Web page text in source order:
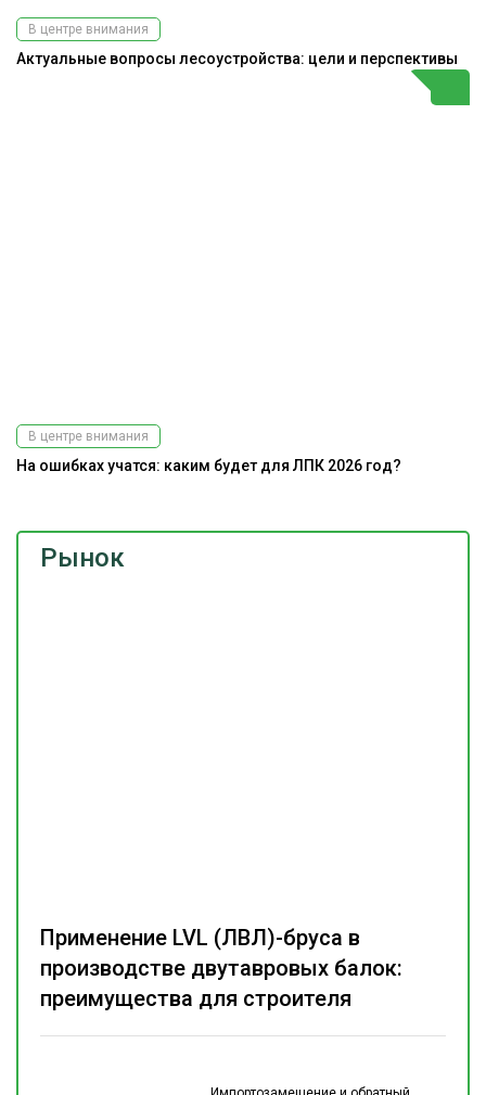
Рынок
Применение LVL (ЛВЛ)-бруса в
производстве двутавровых балок:
преимущества для строителя
В центре внимания
Актуальные вопросы лесоустройства: цели и перспективы
В центре внимания
На ошибках учатся: каким будет для ЛПК 2026 год?